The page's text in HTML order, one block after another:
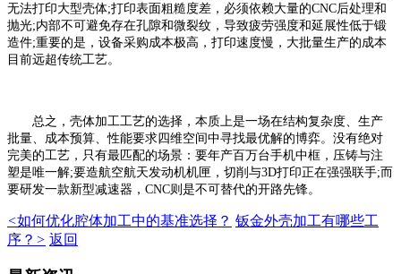
无法打印大型壳体;打印表面粗糙度差，必须依赖大量的CNC后处理和
抛光;内部不可避免存在孔隙和微裂纹，导致疲劳强度和延展性低于锻
造件;重要的是，设备采购成本极高，打印速度慢，大批量生产的成本
目前远超传统工艺。
总之，壳体加工工艺的选择，本质上是一场在结构复杂度、生产
批量、成本预算、性能要求四维空间中寻找最优解的博弈。没有绝对
完美的工艺，只有最匹配的场景：要年产百万台手机中框，压铸与注
塑是唯一解;要造航空航天发动机机匣，切削与3D打印正在强强联手;而
要研发一款新型减速器，CNC则是不可替代的开路先锋。
<如何优化腔体加工中的基准选择？ 钣金外壳加工有哪些工
序？ > 返回